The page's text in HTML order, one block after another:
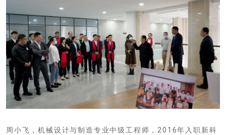
周小飞，机械设计与制造专业中级工程师，2016年入职新科